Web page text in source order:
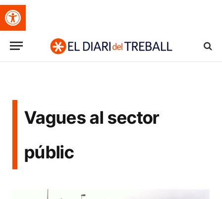
Obre la barra d'eines
Vagues al sector
públic